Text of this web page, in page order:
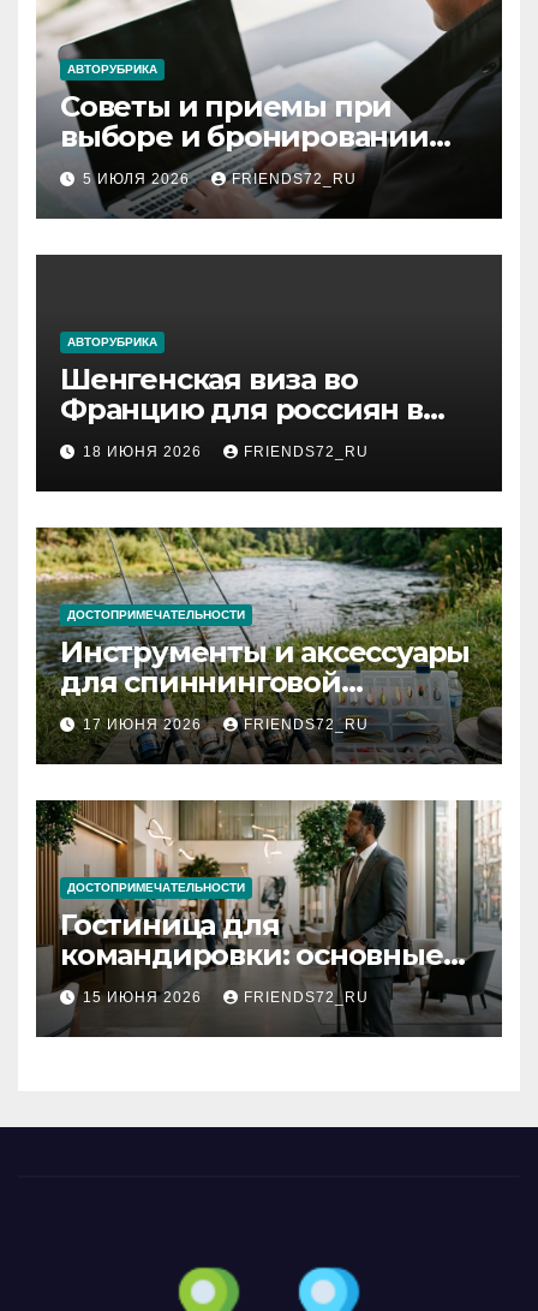
АВТОРУБРИКА
Советы и приемы при
выборе и бронировании
авиабилетов
5 ИЮЛЯ 2026 FRIENDS72_RU
АВТОРУБРИКА
Шенгенская виза во
Францию для россиян в
2026 году: сроки от 3 дней
и список необходимых
документов
18 ИЮНЯ 2026 FRIENDS72_RU
ДОСТОПРИМЕЧАТЕЛЬНОСТИ
Инструменты и аксессуары
для спиннинговой
рыбалки: назначение и
типы
17 ИЮНЯ 2026 FRIENDS72_RU
ДОСТОПРИМЕЧАТЕЛЬНОСТИ
Гостиница для
командировки: основные
критерии выбора
15 ИЮНЯ 2026 FRIENDS72_RU